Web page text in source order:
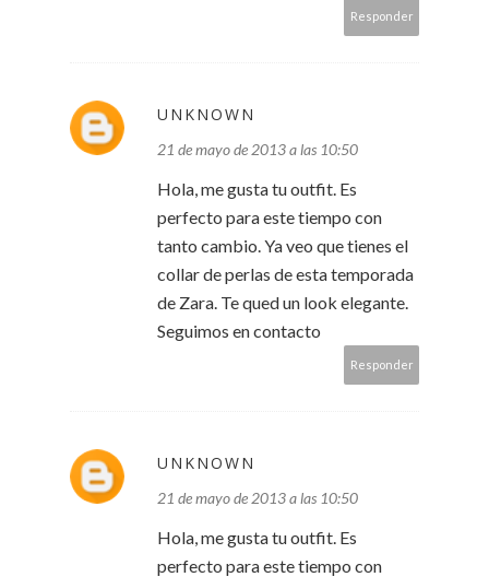
Responder
UNKNOWN
21 de mayo de 2013 a las 10:50
Hola, me gusta tu outfit. Es
perfecto para este tiempo con
tanto cambio. Ya veo que tienes el
collar de perlas de esta temporada
de Zara. Te qued un look elegante.
Seguimos en contacto
Responder
UNKNOWN
21 de mayo de 2013 a las 10:50
Hola, me gusta tu outfit. Es
perfecto para este tiempo con